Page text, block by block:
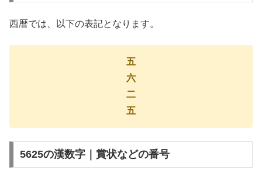
西暦では、以下の表記となります。
五
六
二
五
5625の漢数字｜賞状などの番号